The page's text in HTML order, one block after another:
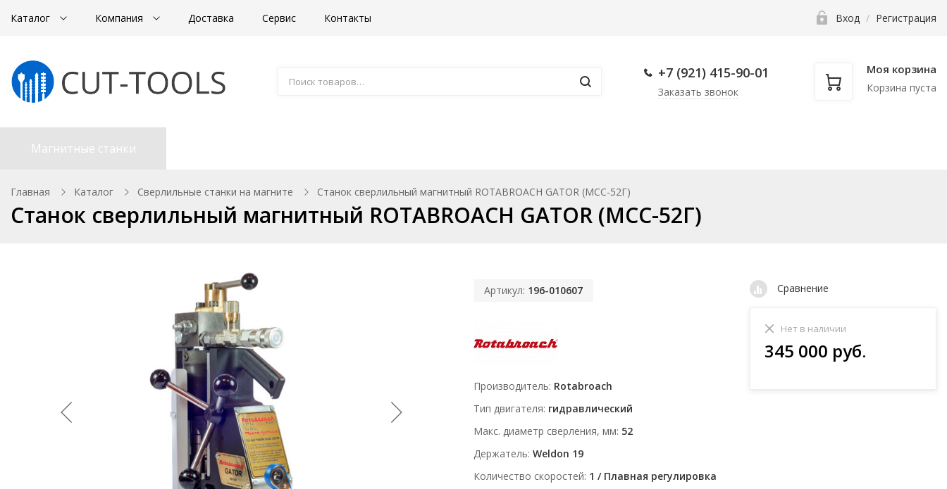
Каталог Компания Доставка Сервис Контакты Вход / Регистрация
+7 (921) 415-90-01
Заказать звонок
Моя корзина
Корзина пуста
Магнитные станки
Главная Каталог Сверлильные станки на магните Станок сверлильный магнитный ROTABROACH GATOR (MCC-52Г)
Станок сверлильный магнитный ROTABROACH GATOR (MCC-52Г)
Артикул: 196-010607
Производитель Rotabroach
Тип двигателя гидравлический
Макс. диаметр сверления, мм 52
Держатель Weldon 19
Количество скоростей 1 / Плавная регулировка
Сравнение
Нет в наличии
345 000 руб.